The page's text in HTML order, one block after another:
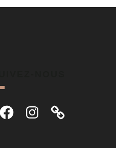
FacebookInstagram